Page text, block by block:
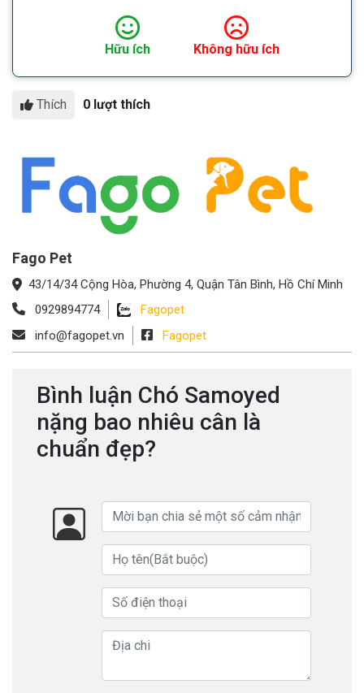
Hữu ích Không hữu ích
Thích 0 lượt thích
Fago Pet
43/14/34 Cộng Hòa, Phường 4, Quận Tân Bình, Hồ Chí Minh
0929894774
Fagopet
info@fagopet.vn
Fagopet
Bình luận Chó Samoyed
nặng bao nhiêu cân là
chuẩn đẹp?